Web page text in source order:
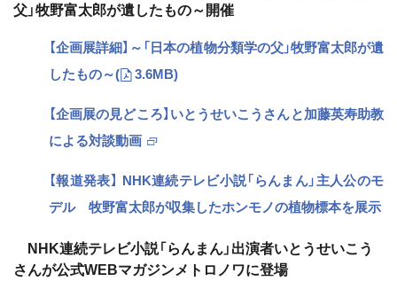
父」牧野富太郎が遺したもの～開催
【企画展詳細】～「日本の植物分類学の父」牧野富太郎が遺
したもの～( 3.6MB)
【企画展の見どころ】いとうせいこうさんと加藤英寿助教
による対談動画
【報道発表】 NHK連続テレビ小説「らんまん」主人公のモ
デル 牧野富太郎が収集したホンモノの植物標本を展示
NHK連続テレビ小説「らんまん」出演者いとうせいこう
さんが公式WEBマガジンメトロノワに登場